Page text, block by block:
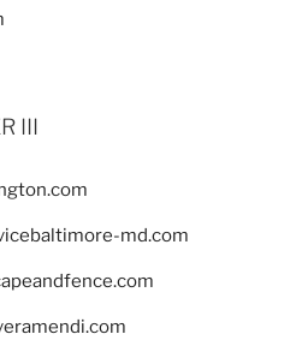
III
md.com